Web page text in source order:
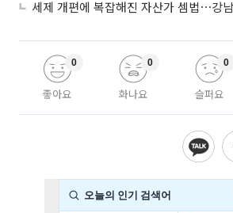
좋아요
0
화나요
0
슬퍼요
0